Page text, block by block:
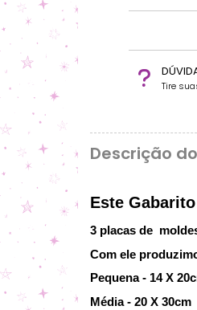
Tire
Descrição
Este
3 placas de
Com ele
Pequena - 14 X
Média - 20 X 30cm